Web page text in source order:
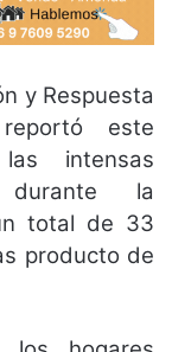
y Respuesta
este
intensas
durante la
total de 33
producto de